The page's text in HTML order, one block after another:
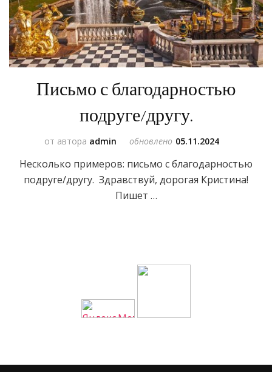
Письмо с благодарностью
подруге/другу.
от автора admin обновлено 05.11.2024
Несколько примеров: письмо с благодарностью
подруге/другу. Здравствуй, дорогая Кристина!
Пишет …